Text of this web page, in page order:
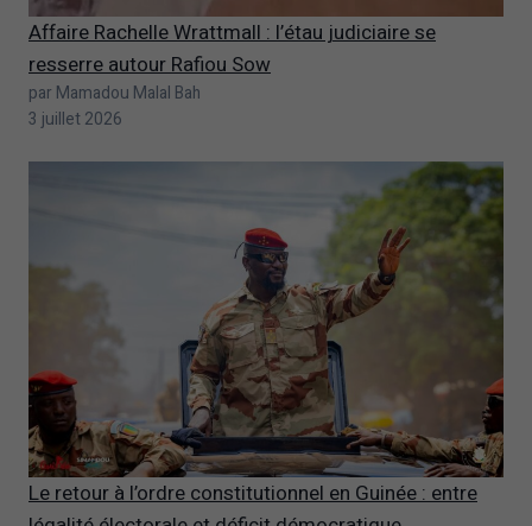
Affaire Rachelle Wrattmall : l’étau judiciaire se
resserre autour Rafiou Sow
par Mamadou Malal Bah
3 juillet 2026
Le retour à l’ordre constitutionnel en Guinée : entre